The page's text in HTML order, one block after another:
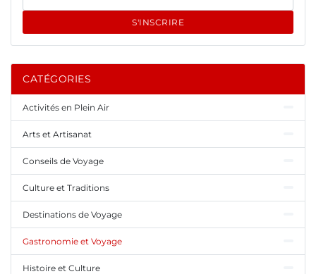
S'INSCRIRE
CATÉGORIES
Activités en Plein Air
Arts et Artisanat
Conseils de Voyage
Culture et Traditions
Destinations de Voyage
Gastronomie et Voyage
Histoire et Culture